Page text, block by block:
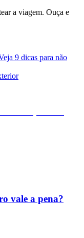
a viagem. Ouça e
9 dicas para não
vale a pena?